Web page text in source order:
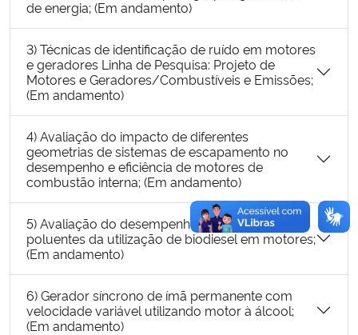
de energia; (Em andamento)
3) Técnicas de identificação de ruído em motores
e geradores Linha de Pesquisa: Projeto de
Motores e Geradores/Combustíveis e Emissões;
(Em andamento)
4) Avaliação do impacto de diferentes
geometrias de sistemas de escapamento no
desempenho e eficiência de motores de
combustão interna; (Em andamento)
5) Avaliação do desempenho e emissão de
poluentes da utilização de biodiesel em motores;
(Em andamento)
6) Gerador síncrono de ímã permanente com
velocidade variável utilizando motor à álcool;
(Em andamento)